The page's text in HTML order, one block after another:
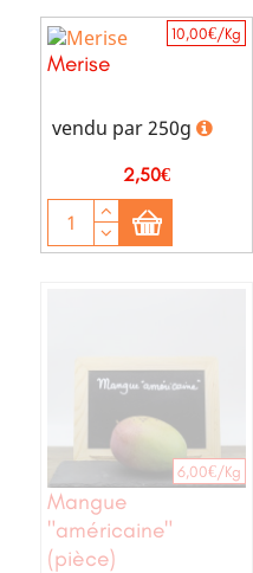
Merise
10,00€/Kg
vendu par 250g
Prix
2,50€
Mangue
"américaine"
(pièce)
6,00€/Kg